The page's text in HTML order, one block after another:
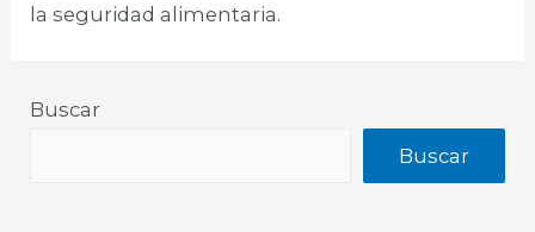
la seguridad alimentaria.
Buscar
Buscar